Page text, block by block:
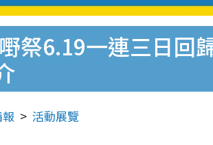
祭6.19一連三日回
活動展覽